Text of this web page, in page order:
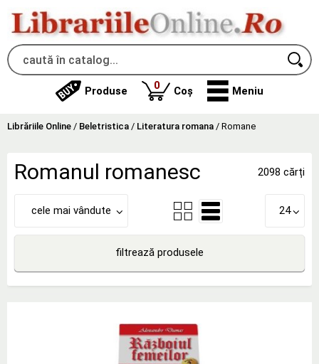
Produse 0produse
Coș Meniu
Librăriile Online / Beletristica / Literatura romana / Romane
Romanul romanesc 2098 cărți
cele mai vândute 24
filtrează produsele